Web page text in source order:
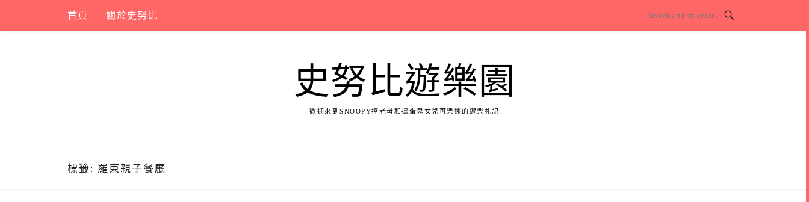
content
首頁 關於史努比
史努比遊樂園
歡迎來到SNOOPY控老母和搗蛋鬼女兒可樂娜的遊樂札記
標籤: 羅東親子餐廳